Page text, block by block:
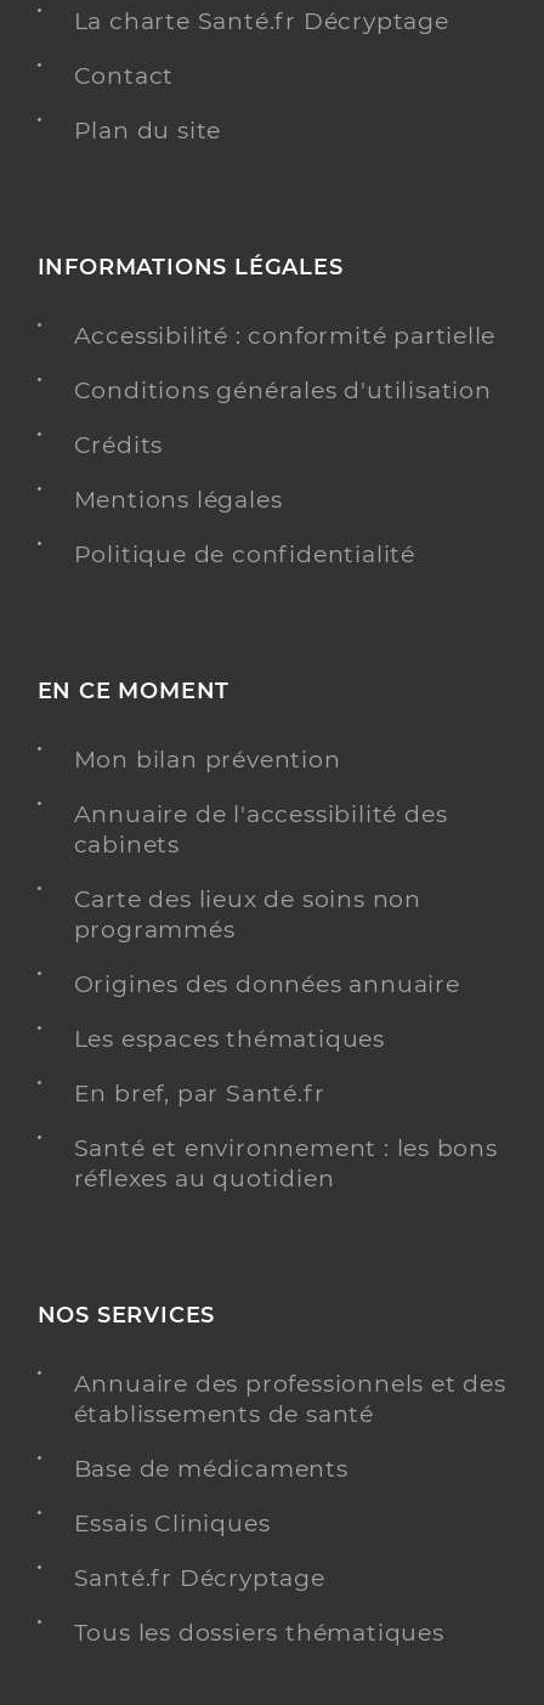
La charte Santé.fr Décryptage
Contact
Plan du site
INFORMATIONS LÉGALES
Accessibilité : conformité partielle
Conditions générales d'utilisation
Crédits
Mentions légales
Politique de confidentialité
EN CE MOMENT
Mon bilan prévention
Annuaire de l'accessibilité des
cabinets
Carte des lieux de soins non
programmés
Origines des données annuaire
Les espaces thématiques
En bref, par Santé.fr
Santé et environnement : les bons
réflexes au quotidien
NOS SERVICES
Annuaire des professionnels et des
établissements de santé
Base de médicaments
Essais Cliniques
Santé.fr Décryptage
Tous les dossiers thématiques